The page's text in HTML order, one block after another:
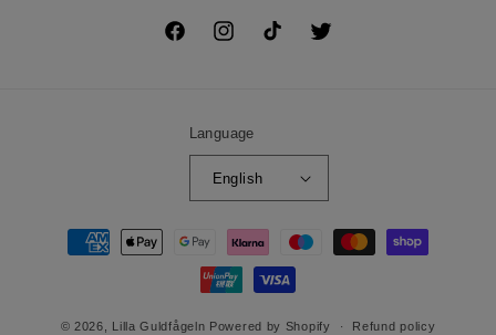
FacebookInstagramTikTok Twitter
Language
English
Payment
methods
© 2026, Lilla Guldfågeln Powered by Shopify Refund policy